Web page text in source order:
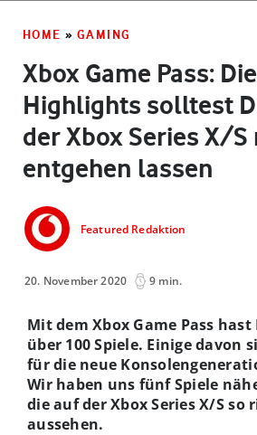
HOME » GAMING
Xbox Game Pass:
Highlights solltest
der Xbox Series X/
entgehen lassen
Featured Redaktion
20. November 2020 9 min.
Mit dem Xbox Game Pass
über 100 Spiele. Einige davon
für die neue
Wir haben uns fünf Spiele
die auf der Xbox Series X/S so
aussehen.